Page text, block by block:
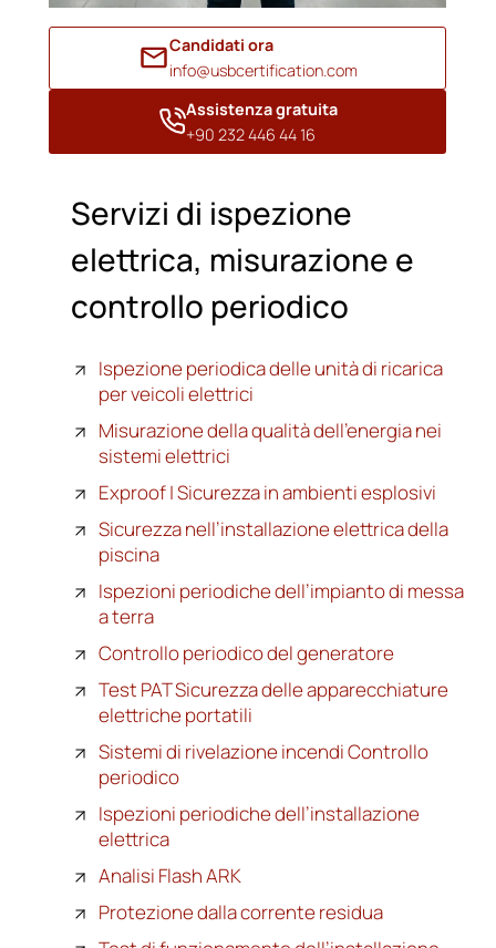
Candidati ora
info@usbcertification.com
Assistenza gratuita
+90 232 446 44 16
Servizi di ispezione
elettrica, misurazione e
controllo periodico
Ispezione periodica delle unità di ricarica
per veicoli elettrici
Misurazione della qualità dell’energia nei
sistemi elettrici
Exproof | Sicurezza in ambienti esplosivi
Sicurezza nell’installazione elettrica della
piscina
Ispezioni periodiche dell’impianto di messa
a terra
Controllo periodico del generatore
Test PAT Sicurezza delle apparecchiature
elettriche portatili
Sistemi di rivelazione incendi Controllo
periodico
Ispezioni periodiche dell’installazione
elettrica
Analisi Flash ARK
Protezione dalla corrente residua